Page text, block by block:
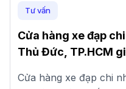
Tư vấn
Cửa hàng xe đạp
Thủ Đức, TP.HCM
Cửa hàng xe đạp chi